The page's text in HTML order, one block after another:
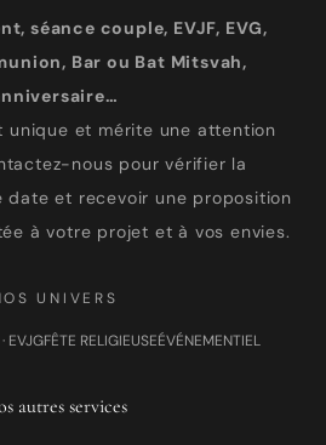
séance couple, EVJF, EVG,
Bar ou Bat Mitsvah,
unique et mérite une attention
nous pour vérifier la
et recevoir une proposition
à votre projet et à vos envies.
UNIVERS
EVJGFÊTE RELIGIEUSEÉVÉNEMENTIEL
autres services